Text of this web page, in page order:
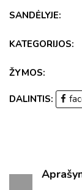
SANDĖLYJE:
KATEGORIJOS:
ŽYMOS:
DALINTIS: